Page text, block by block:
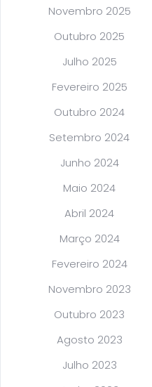
Novembro 2025
Outubro 2025
Julho 2025
Fevereiro 2025
Outubro 2024
Setembro 2024
Junho 2024
Maio 2024
Abril 2024
Março 2024
Fevereiro 2024
Novembro 2023
Outubro 2023
Agosto 2023
Julho 2023